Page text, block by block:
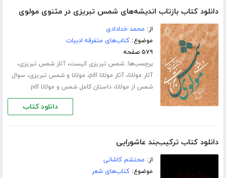
دانلود کتاب بازتاب اندیشه‌های شمس تبریزی در مثنوی مولوی
از: محمد خدادادی
موضوع:کتاب‌های متفرقه ادبیات
۵۷۹ صفحه
برچسب‌ها:شمس تبریزی کیست،آثار شمس تبریزی،
آثار مولانا،آثار مولانا pdf ، مولانا و شمس تبریزی، سوال
شمس از مولانا،داستان کامل شمس و مولانا pdf
دانلود کتاب
دانلود کتاب ترکیب‌بند عاشورایی
از: محتشم کاشانی
موضوع:کتاب‌های شعر